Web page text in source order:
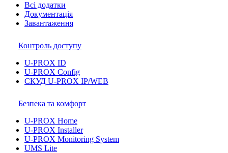
Всі додатки
Документація
Завантаження
Контроль доступу
U-PROX ID
U-PROX Config
СКУД U-PROX IP/WEB
Безпека та комфорт
U-PROX Home
U-PROX Installer
U-PROX Monitoring System
UMS Lite